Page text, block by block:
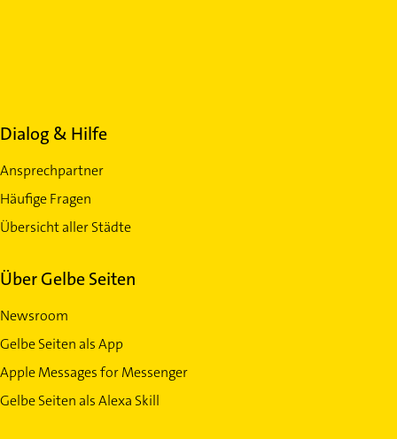
Dialog & Hilfe
Ansprechpartner
Häufige Fragen
Übersicht aller Städte
Über Gelbe Seiten
Newsroom
Gelbe Seiten als App
Apple Messages for Messenger
Gelbe Seiten als Alexa Skill